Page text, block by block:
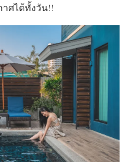
ศได้ทั้งวัน!!